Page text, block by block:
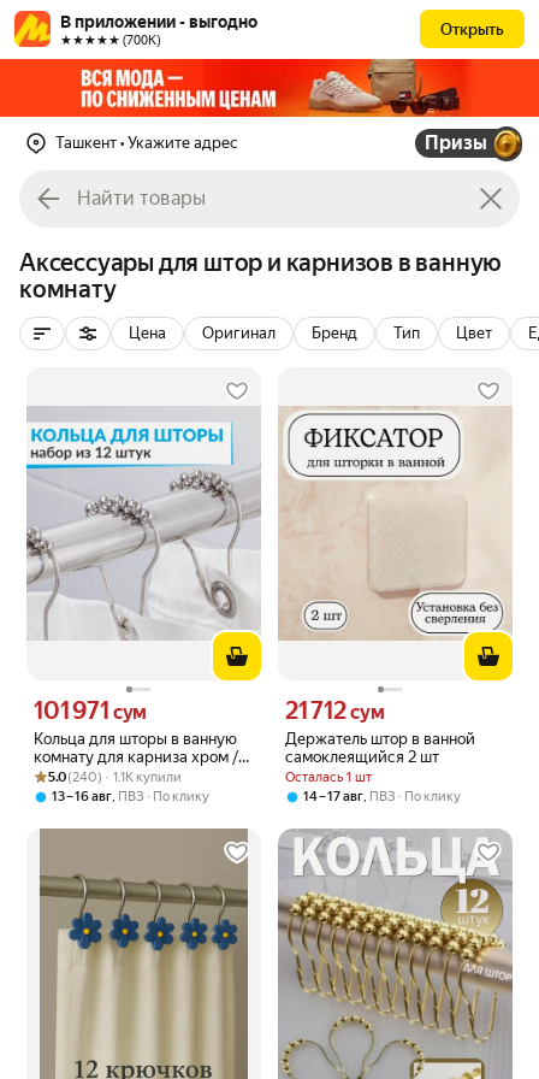
В приложении - выгодно
★★★★★ (700К)
Открыть
Ташкент • Укажите адрес Призы
Аксессуары для штор и карнизов в ванную
комнату
Цена Оригинал Бренд Тип Цвет
Кольца для шторы в ванную
комнату для карниза хром /
держатели для штор и
занавесок из нержавеющей
Цена 101971 сум вместо
101 971 сум
Рейтинг товара: 5.0 из 5
Оценок: (240) · 1.1K купили
5.0(240) · 1.1K купили
13 – 16 авг, ПВЗ По клику
Держатель штор в ванной
самоклеящийся 2 шт
Осталась 1 шт
Цена 21712 сум вместо
21 712сум
14 – 17 авг, ПВЗ По клику